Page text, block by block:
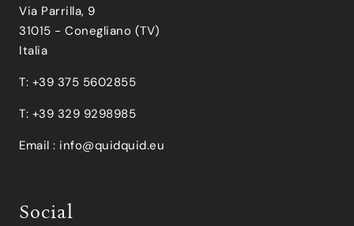
Via Parrilla, 9
31015 - Conegliano (TV)
Italia
T: +39 375 5602855
T: +39 329 9298985
Email : info@quidquid.eu
Social